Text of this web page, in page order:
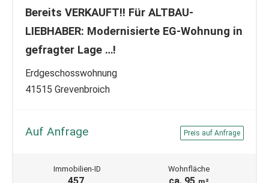
Bereits VERKAUFT!! Für ALTBAU-
LIEBHABER: Modernisierte EG-Wohnung in
gefragter Lage …!
Erdgeschosswohnung
41515 Grevenbroich
Auf Anfrage Preis auf Anfrage
Immobilien-ID Wohnfläche